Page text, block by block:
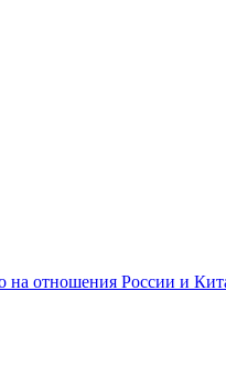
на отношения России и